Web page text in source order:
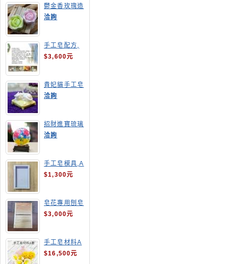
鬱金香玫瑰造
型手工皂
洽詢
手工皂配方,
手工皂教學
$3,600元
貴妃貓手工皂
洽詢
招財進寶琉璃
手工皂
洽詢
手工皂模具,A
4渲染盤
$1,300元
皂花專用刨皂
器
$3,000元
手工皂材料A
套
$16,500元